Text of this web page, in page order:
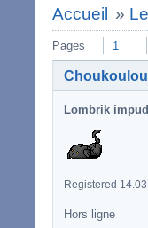
Accueil »
Pages 1
Choukoulou
Lombrik
Registered
Hors ligne